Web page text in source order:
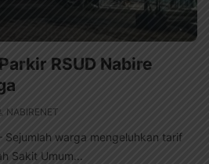
RSUD Nabire
NABIRENET
Sejumlah warga mengeluhkan tarif
Sakit Umum...